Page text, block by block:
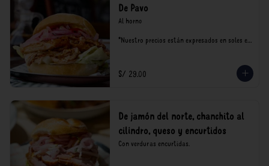
De Pavo
Al horno
*Nuestro precios están expresados en soles e
S/ 29.00
De jamón del norte, chanchito al
cilindro, queso y encurtidos
Con verduras encurtidas.